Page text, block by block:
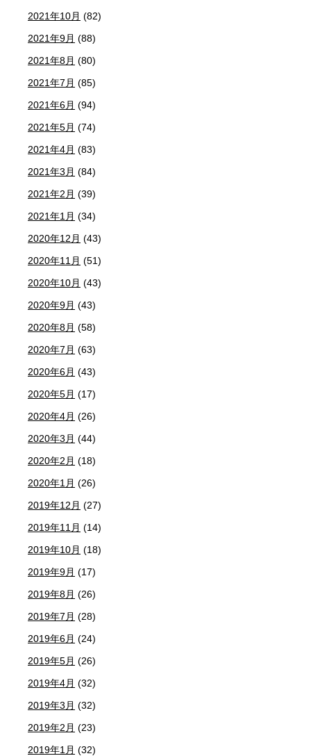
2021年10月 (82)
2021年9月 (88)
2021年8月 (80)
2021年7月 (85)
2021年6月 (94)
2021年5月 (74)
2021年4月 (83)
2021年3月 (84)
2021年2月 (39)
2021年1月 (34)
2020年12月 (43)
2020年11月 (51)
2020年10月 (43)
2020年9月 (43)
2020年8月 (58)
2020年7月 (63)
2020年6月 (43)
2020年5月 (17)
2020年4月 (26)
2020年3月 (44)
2020年2月 (18)
2020年1月 (26)
2019年12月 (27)
2019年11月 (14)
2019年10月 (18)
2019年9月 (17)
2019年8月 (26)
2019年7月 (28)
2019年6月 (24)
2019年5月 (26)
2019年4月 (32)
2019年3月 (32)
2019年2月 (23)
2019年1月 (32)